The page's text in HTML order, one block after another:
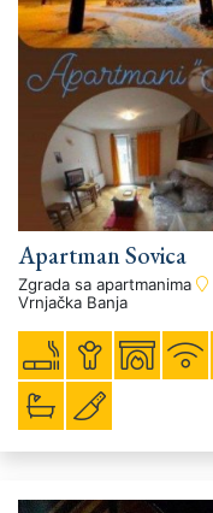
Apartman Sovica
Zgrada sa apartmanima
Vrnjačka Banja